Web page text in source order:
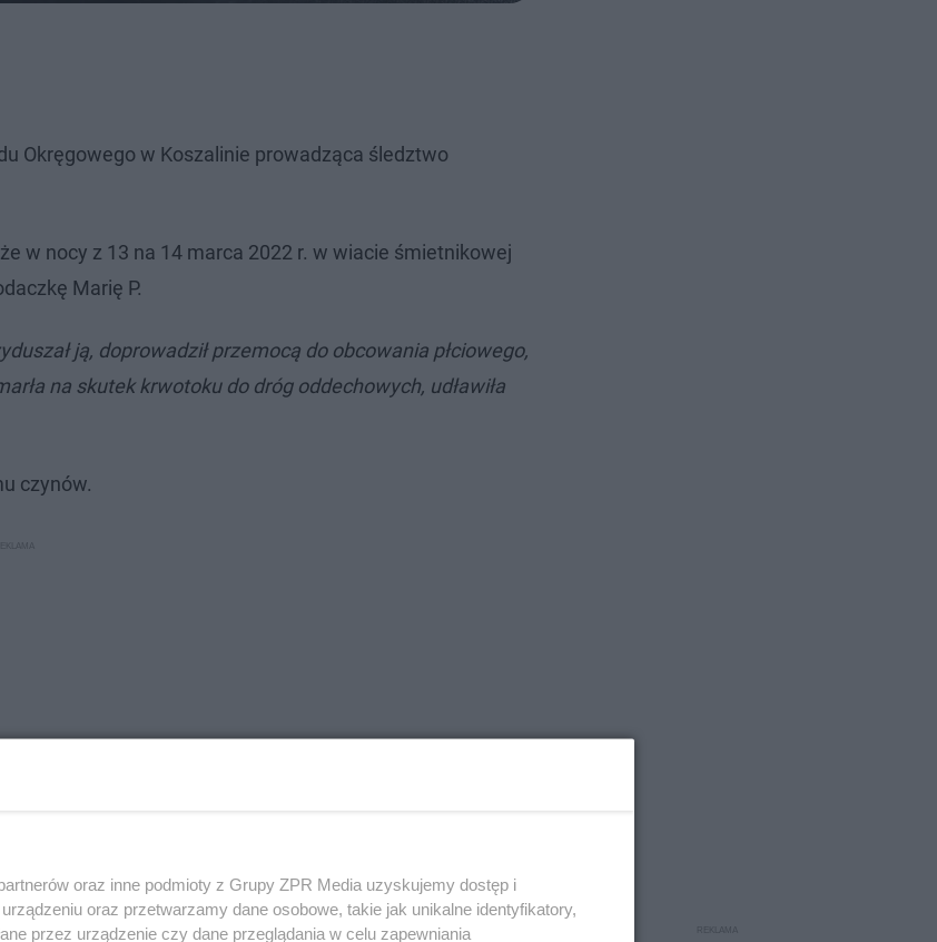
Okręgowego w Koszalinie prowadząca śledztwo
w nocy z 13 na 14 marca 2022 r. w wiacie śmietnikowej
Marię P.
ją, doprowadził przemocą do obcowania płciowego,
na skutek krwotoku do dróg oddechowych, udławiła
czynów.
i pracowała w Koszalinie. To była znajoma jego syna,
w sprawach urzędowych, w przesyłaniu zarobionych
oraz inne podmioty z Grupy ZPR Media uzyskujemy dostęp i
oraz przetwarzamy dane osobowe, takie jak unikalne identyfikatory,
przez urządzenie czy dane przeglądania w celu zapewniania